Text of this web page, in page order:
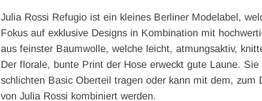
Julia Rossi Refugio ist ein kleines Berliner Modelabel,
Fokus auf exklusive Designs in Kombination mit
aus feinster Baumwolle, welche leicht, atmungsaktiv,
Der florale, bunte Print der Hose erweckt gute Laune.
schlichten Basic Oberteil tragen oder kann mit dem, zum
von Julia Rossi kombiniert werden.